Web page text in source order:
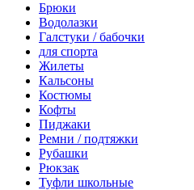
Брюки
Водолазки
Галстуки / бабочки
для спорта
Жилеты
Кальсоны
Костюмы
Кофты
Пиджаки
Ремни / подтяжки
Рубашки
Рюкзак
Туфли школьные